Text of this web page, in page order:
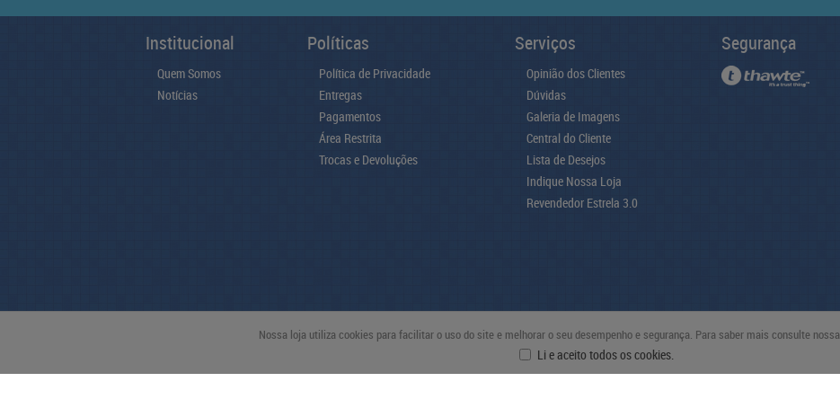
Nossa loja utiliza cookies para facilitar o uso do site e melhorar o seu desempenho e segurança. Para saber mais consulte nossa
Li e aceito todos os cookies.
Institucional
Quem Somos
Notícias
Políticas
Política de Privacidade
Entregas
Pagamentos
Área Restrita
Trocas e Devoluções
Serviços
Opinião dos Clientes
Dúvidas
Galeria de Imagens
Central do Cliente
Lista de Desejos
Indique Nossa Loja
Revendedor Estrela 3.0
Segurança